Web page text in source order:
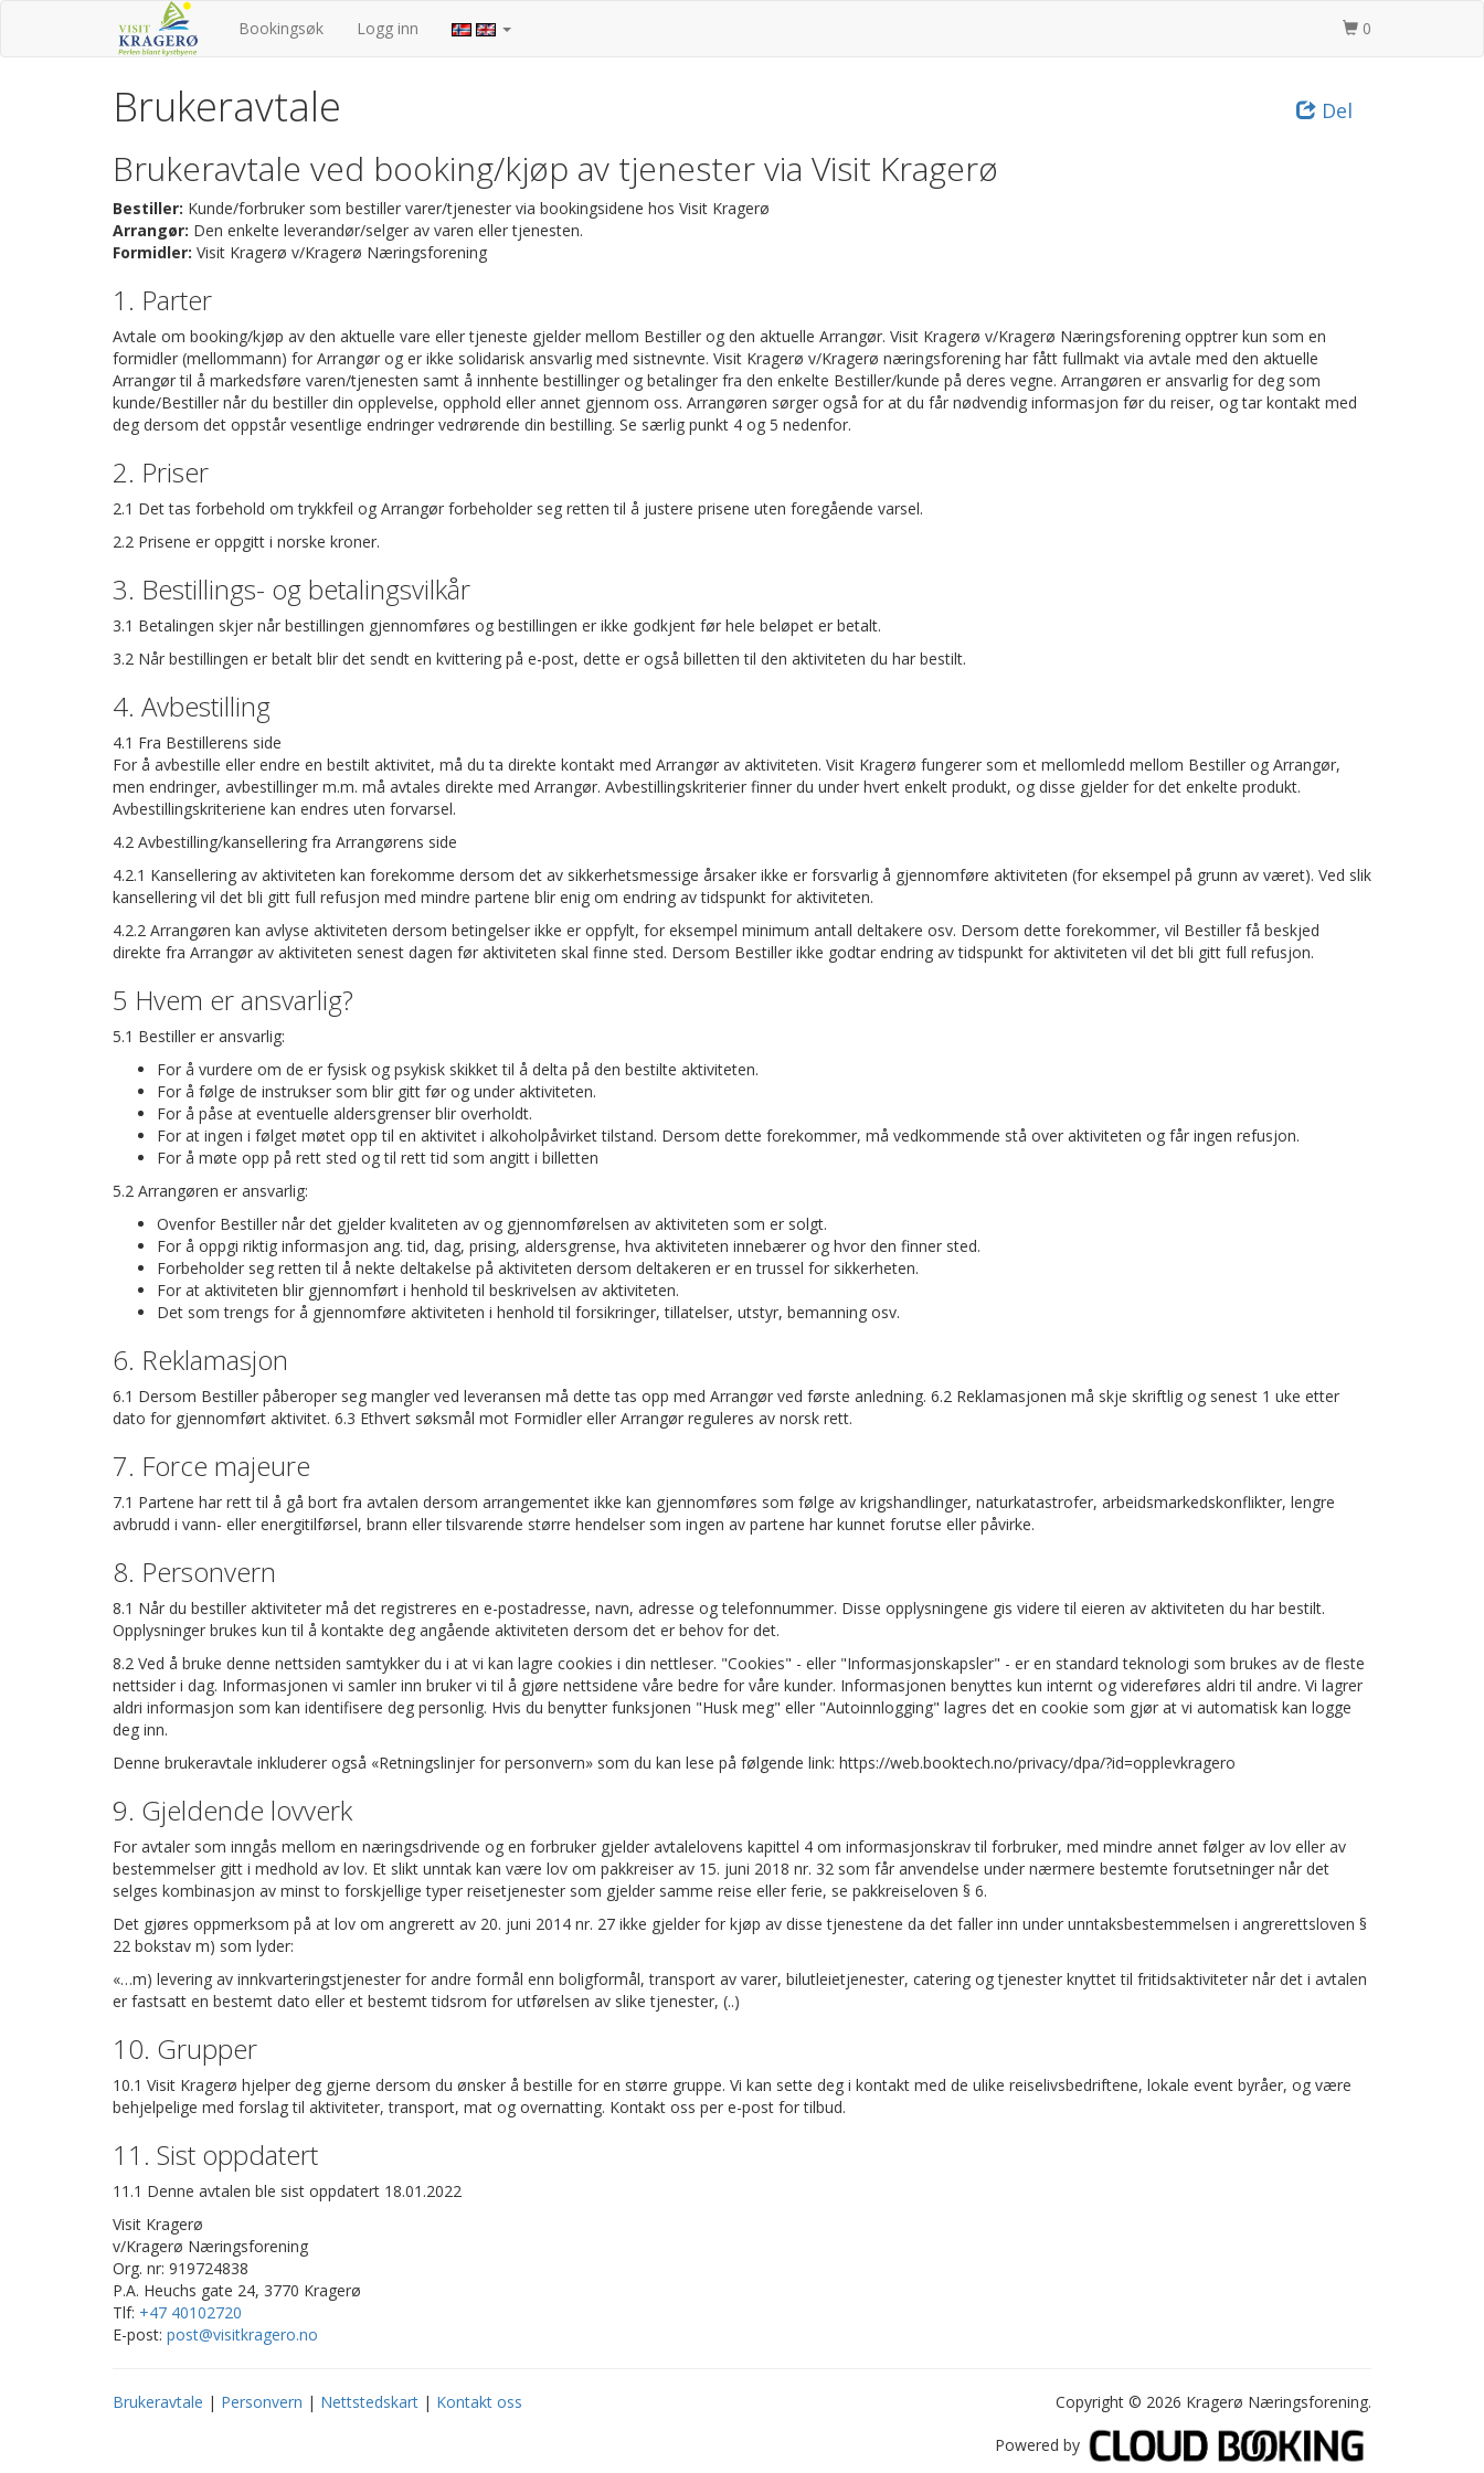
hovedinnhold
Bookingsøk Logg inn 0
Del
Brukeravtale
Brukeravtale ved booking/kjøp av tjenester via Visit Kragerø
Bestiller: Kunde/forbruker som bestiller varer/tjenester via bookingsidene hos Visit Kragerø
Arrangør: Den enkelte leverandør/selger av varen eller tjenesten.
Formidler: Visit Kragerø v/Kragerø Næringsforening
1. Parter
Avtale om booking/kjøp av den aktuelle vare eller tjeneste gjelder mellom Bestiller og den aktuelle Arrangør. Visit Kragerø v/Kragerø Næringsforening opptrer kun som en
formidler (mellommann) for Arrangør og er ikke solidarisk ansvarlig med sistnevnte. Visit Kragerø v/Kragerø næringsforening har fått fullmakt via avtale med den aktuelle
Arrangør til å markedsføre varen/tjenesten samt å innhente bestillinger og betalinger fra den enkelte Bestiller/kunde på deres vegne. Arrangøren er ansvarlig for deg som
kunde/Bestiller når du bestiller din opplevelse, opphold eller annet gjennom oss. Arrangøren sørger også for at du får nødvendig informasjon før du reiser, og tar kontakt med
deg dersom det oppstår vesentlige endringer vedrørende din bestilling. Se særlig punkt 4 og 5 nedenfor.
2. Priser
2.1 Det tas forbehold om trykkfeil og Arrangør forbeholder seg retten til å justere prisene uten foregående varsel.
2.2 Prisene er oppgitt i norske kroner.
3. Bestillings- og betalingsvilkår
3.1 Betalingen skjer når bestillingen gjennomføres og bestillingen er ikke godkjent før hele beløpet er betalt.
3.2 Når bestillingen er betalt blir det sendt en kvittering på e-post, dette er også billetten til den aktiviteten du har bestilt.
4. Avbestilling
4.1 Fra Bestillerens side
For å avbestille eller endre en bestilt aktivitet, må du ta direkte kontakt med Arrangør av aktiviteten. Visit Kragerø fungerer som et mellomledd mellom Bestiller og Arrangør,
men endringer, avbestillinger m.m. må avtales direkte med Arrangør. Avbestillingskriterier finner du under hvert enkelt produkt, og disse gjelder for det enkelte produkt.
Avbestillingskriteriene kan endres uten forvarsel.
4.2 Avbestilling/kansellering fra Arrangørens side
4.2.1 Kansellering av aktiviteten kan forekomme dersom det av sikkerhetsmessige årsaker ikke er forsvarlig å gjennomføre aktiviteten (for eksempel på grunn av været). Ved slik
kansellering vil det bli gitt full refusjon med mindre partene blir enig om endring av tidspunkt for aktiviteten.
4.2.2 Arrangøren kan avlyse aktiviteten dersom betingelser ikke er oppfylt, for eksempel minimum antall deltakere osv. Dersom dette forekommer, vil Bestiller få beskjed
direkte fra Arrangør av aktiviteten senest dagen før aktiviteten skal finne sted. Dersom Bestiller ikke godtar endring av tidspunkt for aktiviteten vil det bli gitt full refusjon.
5 Hvem er ansvarlig?
5.1 Bestiller er ansvarlig:
For å vurdere om de er fysisk og psykisk skikket til å delta på den bestilte aktiviteten.
For å følge de instrukser som blir gitt før og under aktiviteten.
For å påse at eventuelle aldersgrenser blir overholdt.
For at ingen i følget møtet opp til en aktivitet i alkoholpåvirket tilstand. Dersom dette forekommer, må vedkommende stå over aktiviteten og får ingen refusjon.
For å møte opp på rett sted og til rett tid som angitt i billetten
5.2 Arrangøren er ansvarlig:
Ovenfor Bestiller når det gjelder kvaliteten av og gjennomførelsen av aktiviteten som er solgt.
For å oppgi riktig informasjon ang. tid, dag, prising, aldersgrense, hva aktiviteten innebærer og hvor den finner sted.
Forbeholder seg retten til å nekte deltakelse på aktiviteten dersom deltakeren er en trussel for sikkerheten.
For at aktiviteten blir gjennomført i henhold til beskrivelsen av aktiviteten.
Det som trengs for å gjennomføre aktiviteten i henhold til forsikringer, tillatelser, utstyr, bemanning osv.
6. Reklamasjon
6.1 Dersom Bestiller påberoper seg mangler ved leveransen må dette tas opp med Arrangør ved første anledning. 6.2 Reklamasjonen må skje skriftlig og senest 1 uke etter
dato for gjennomført aktivitet. 6.3 Ethvert søksmål mot Formidler eller Arrangør reguleres av norsk rett.
7. Force majeure
7.1 Partene har rett til å gå bort fra avtalen dersom arrangementet ikke kan gjennomføres som følge av krigshandlinger, naturkatastrofer, arbeidsmarkedskonflikter, lengre
avbrudd i vann- eller energitilførsel, brann eller tilsvarende større hendelser som ingen av partene har kunnet forutse eller påvirke.
8. Personvern
8.1 Når du bestiller aktiviteter må det registreres en e-postadresse, navn, adresse og telefonnummer. Disse opplysningene gis videre til eieren av aktiviteten du har bestilt.
Opplysninger brukes kun til å kontakte deg angående aktiviteten dersom det er behov for det.
8.2 Ved å bruke denne nettsiden samtykker du i at vi kan lagre cookies i din nettleser. "Cookies" - eller "Informasjonskapsler" - er en standard teknologi som brukes av de fleste
nettsider i dag. Informasjonen vi samler inn bruker vi til å gjøre nettsidene våre bedre for våre kunder. Informasjonen benyttes kun internt og videreføres aldri til andre. Vi lagrer
aldri informasjon som kan identifisere deg personlig. Hvis du benytter funksjonen "Husk meg" eller "Autoinnlogging" lagres det en cookie som gjør at vi automatisk kan logge
deg inn.
Denne brukeravtale inkluderer også «Retningslinjer for personvern» som du kan lese på følgende link: https://web.booktech.no/privacy/dpa/?id=opplevkragero
9. Gjeldende lovverk
For avtaler som inngås mellom en næringsdrivende og en forbruker gjelder avtalelovens kapittel 4 om informasjonskrav til forbruker, med mindre annet følger av lov eller av
bestemmelser gitt i medhold av lov. Et slikt unntak kan være lov om pakkreiser av 15. juni 2018 nr. 32 som får anvendelse under nærmere bestemte forutsetninger når det
selges kombinasjon av minst to forskjellige typer reisetjenester som gjelder samme reise eller ferie, se pakkreiseloven § 6.
Det gjøres oppmerksom på at lov om angrerett av 20. juni 2014 nr. 27 ikke gjelder for kjøp av disse tjenestene da det faller inn under unntaksbestemmelsen i angrerettsloven §
22 bokstav m) som lyder:
«…m) levering av innkvarteringstjenester for andre formål enn boligformål, transport av varer, bilutleietjenester, catering og tjenester knyttet til fritidsaktiviteter når det i avtalen
er fastsatt en bestemt dato eller et bestemt tidsrom for utførelsen av slike tjenester, (..)
10. Grupper
10.1 Visit Kragerø hjelper deg gjerne dersom du ønsker å bestille for en større gruppe. Vi kan sette deg i kontakt med de ulike reiselivsbedriftene, lokale event byråer, og være
behjelpelige med forslag til aktiviteter, transport, mat og overnatting. Kontakt oss per e-post for tilbud.
11. Sist oppdatert
11.1 Denne avtalen ble sist oppdatert 18.01.2022
Visit Kragerø
v/Kragerø Næringsforening
Org. nr: 919724838
P.A. Heuchs gate 24, 3770 Kragerø
Tlf: +47 40102720
E-post: post@visitkragero.no
Brukeravtale | Personvern | Nettstedskart | Kontakt oss Copyright © 2026 Kragerø Næringsforening.
Powered by